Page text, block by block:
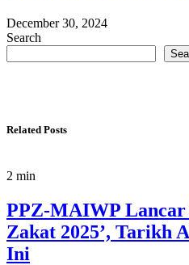
December 30, 2024
Search
Related Posts
2 min
PPZ-MAIWP Lancar
Zakat 2025’, Tarikh
Ini